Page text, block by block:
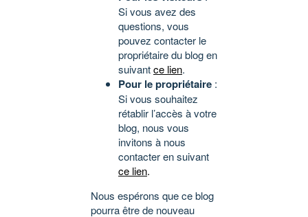
Si vous avez des
questions, vous
pouvez contacter le
propriétaire du blog en
suivantce lien.
Pour le propriétaire :
Si vous souhaitez
rétablir l’accès à votre
blog, nous vous
invitons à nous
contacter en suivant
ce lien.
Nous espérons que ce blog
pourra être de nouveau